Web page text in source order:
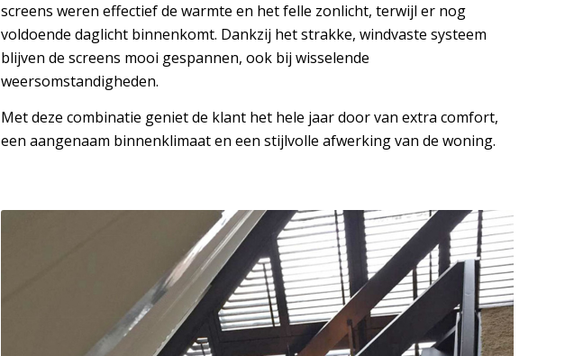
screens weren effectief de warmte en het felle zonlicht, terwijl er nog
voldoende daglicht binnenkomt. Dankzij het strakke, windvaste systeem
blijven de screens mooi gespannen, ook bij wisselende
weersomstandigheden.
Met deze combinatie geniet de klant het hele jaar door van extra comfort,
een aangenaam binnenklimaat en een stijlvolle afwerking van de woning.